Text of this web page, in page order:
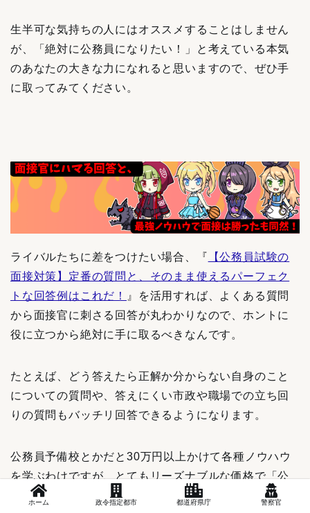
生半可な気持ちの人にはオススメすることはしません
が、「絶対に公務員になりたい！」と考えている本気
のあなたの大きな力になれると思いますので、ぜひ手
に取ってみてください。
ライバルたちに差をつけたい場合、『 【公務員試験の
面接対策】定番の質問と、そのまま使えるパーフェク
トな回答例はこれだ！
』を活用すれば、よくある質問
から面接官に刺さる回答が丸わかりなので、ホントに
役に立つから絶対に手に取るべきなんです。
たとえば、どう答えたら正解か分からない自身のこと
についての質問や、答えにくい市政や職場での立ち回
りの質問もバッチリ回答できるようになります。
公務員予備校とかだと30万円以上かけて各種ノウハウ
を学ぶわけですが、とてもリーズナブルな価格で「公
務員試験を知り尽くした私のノウハウ」が身に尽きま
ホーム 政令指定都市 都道府県庁 警察官